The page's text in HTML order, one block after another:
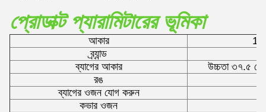
প্রোডাক্ট প্যারামিটারের ভূমিকা
আকার
ব্র্যান্ড
ব্যাগের আকার
উচ্চতা ৩৭.৫
রঙ
ব্যাগের ওজন যোগ করুন
কভার ওজন